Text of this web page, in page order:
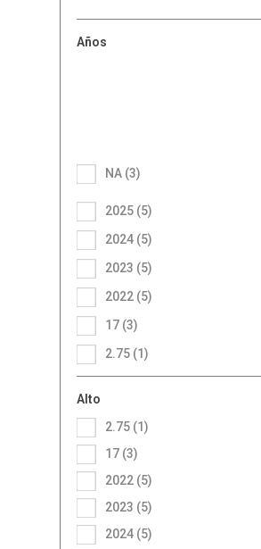
Años
2.75 (1)
17 (3)
2022 (5)
2023 (5)
2024 (5)
2025 (5)
NA (3)
Alto
2.75 (1)
17 (3)
2022 (5)
2023 (5)
2024 (5)